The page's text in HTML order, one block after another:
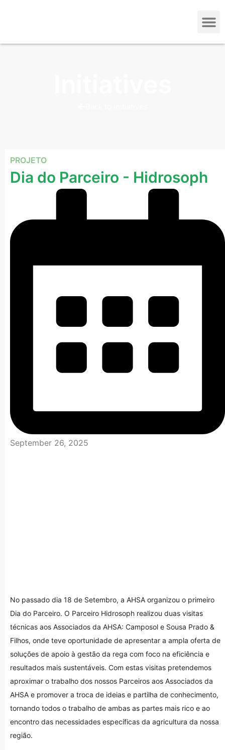
PROJETO
Dia do Parceiro - Hidrosoph
September 26, 2025
No passado dia 18 de Setembro, a AHSA organizou o primeiro
Dia do Parceiro. O Parceiro Hidrosoph realizou duas visitas
técnicas aos Associados da AHSA: Camposol e Sousa Prado &
Filhos, onde teve oportunidade de apresentar a ampla oferta de
soluções de apoio à gestão da rega com foco na eficiência e
resultados mais sustentáveis. Com estas visitas pretendemos
aproximar o trabalho dos nossos Parceiros aos Associados da
AHSA e promover a troca de ideias e partilha de conhecimento,
tornando todos o trabalho de ambas as partes mais rico e ao
encontro das necessidades específicas da agricultura da nossa
região.